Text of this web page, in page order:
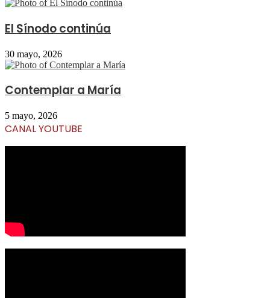
El Sínodo continúa
30 mayo, 2026
Contemplar a María
5 mayo, 2026
CANAL YOUTUBE